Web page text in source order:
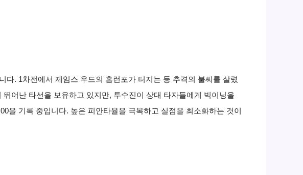
. 1차전에서 제임스 우드의 홈런포가 터지는 등 추격의 불씨를 살렸
어난 타선을 보유하고 있지만, 투수진이 상대 타자들에게 빅이닝을
을 기록 중입니다. 높은 피안타율을 극복하고 실점을 최소화하는 것이